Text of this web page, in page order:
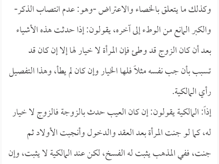
وكذلك ما يتعلق بالخصاء والاعتراض -وهو: عدم انتصاب الذكر-
والكبر المانع من الوطء إلى آخره، يقولون: إذا حدثت هذه الأشياء
بعد أن كان الزوج قد وطئ فإن المرأة لا خيار لها إلا إن كان قد
تسبب بأن جب نفسه مثلاً فلها الخيار وإن كان لم يطأ، وهذا التفصيل
رأي المالكية.
إذاً: المالكية يقولون: إن كان العيب حدث بالزوجة فالزوج لا خيار
له، كما لو جنت المرأة بعد العقد والدخول وأنجبت الأولاد ثم
جنت، ففي المذهب يثبت له الفسخ، لكن عند المالكية لا يثبت، وإن